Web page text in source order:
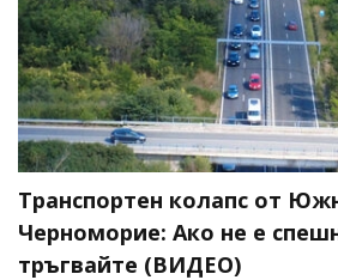
Транспортен колапс от
Черноморие: Ако не е
тръгвайте (ВИДЕО)